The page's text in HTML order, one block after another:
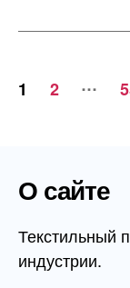
1 2 …
О сайте
Текстильный
индустрии.